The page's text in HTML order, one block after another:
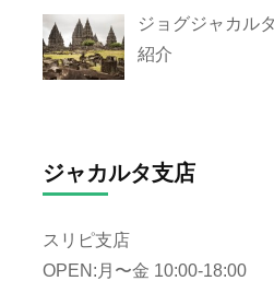
ジョグジャカル
紹介
ジャカルタ支店
スリピ支店
OPEN:月〜金 10:00-18:00